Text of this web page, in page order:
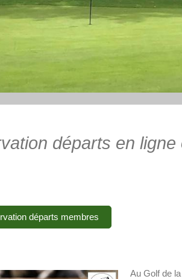
départs en
départs membres
Au Golf de